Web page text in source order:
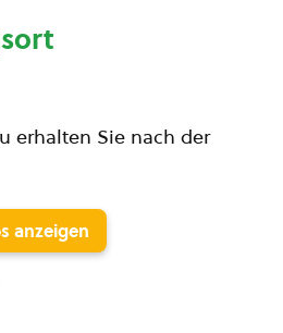
erhalten Sie nach der
anzeigen